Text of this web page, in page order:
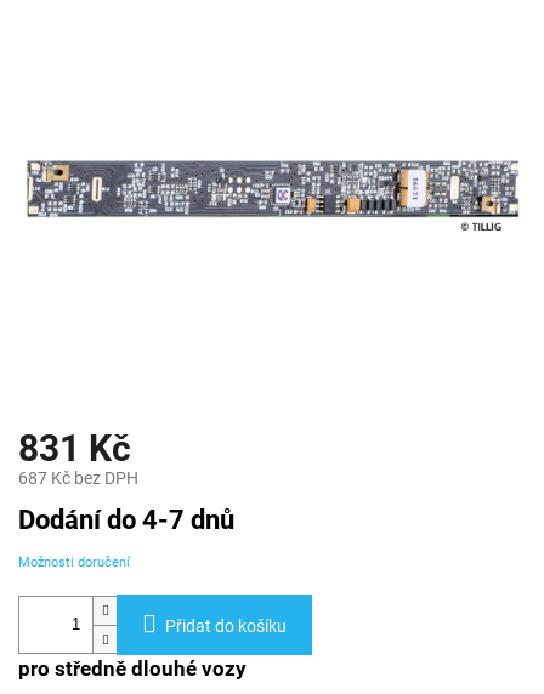
831 Kč
687 Kč bez DPH
Měrná
cena:
Dodání do 4-7 dnů
Možnosti doručení
Přidat do košíku
pro středně dlouhé vozy